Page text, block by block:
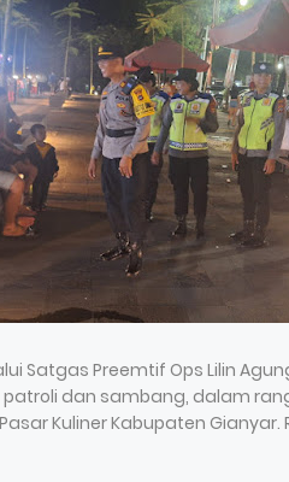
Satgas Preemtif Ops Lilin
patroli dan sambang, dalam
Kuliner Kabupaten Gianyar.